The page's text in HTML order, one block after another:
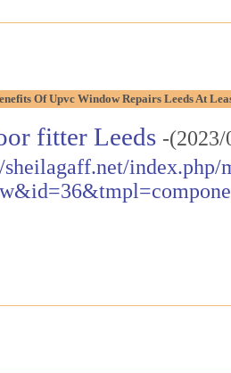
Of Upvc Window Repairs Leeds At
fitter Leeds -
index.php/